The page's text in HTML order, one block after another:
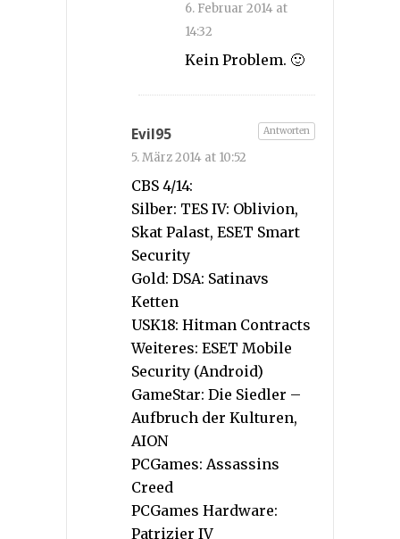
6. Februar 2014 at
14:32
Kein Problem. 🙂
Evil95
5. März 2014 at 10:52
CBS 4/14:
Silber: TES IV: Oblivion,
Skat Palast, ESET Smart
Security
Gold: DSA: Satinavs
Ketten
USK18: Hitman Contracts
Weiteres: ESET Mobile
Security (Android)
GameStar: Die Siedler –
Aufbruch der Kulturen,
AION
PCGames: Assassins
Creed
PCGames Hardware:
Patrizier IV
Antworten